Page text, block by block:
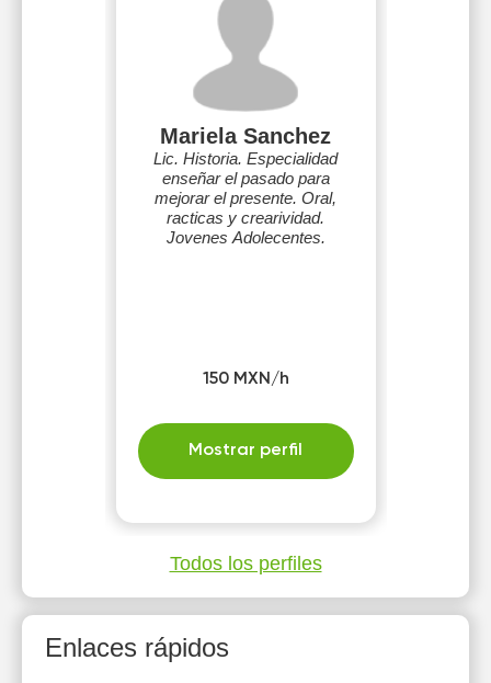
Mariela Sanchez
Lic. Historia. Especialidad
enseñar el pasado para
mejorar el presente. Oral,
racticas y crearividad.
Jovenes Adolecentes.
150 MXN/h
Mostrar perfil
Todos los perfiles
Enlaces rápidos